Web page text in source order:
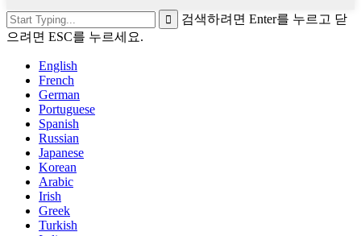
검색하려면 Enter를 누르고 닫
으려면 ESC를 누르세요.
English
French
German
Portuguese
Spanish
Russian
Japanese
Korean
Arabic
Irish
Greek
Turkish